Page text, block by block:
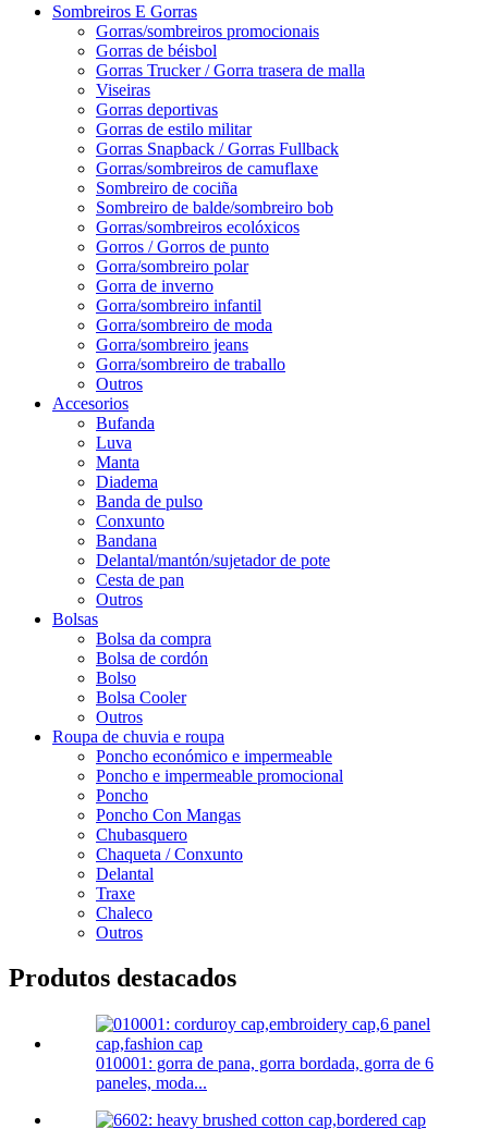
Sombreiros E Gorras
Gorras/sombreiros promocionais
Gorras de béisbol
Gorras Trucker / Gorra trasera de malla
Viseiras
Gorras deportivas
Gorras de estilo militar
Gorras Snapback / Gorras Fullback
Gorras/sombreiros de camuflaxe
Sombreiro de cociña
Sombreiro de balde/sombreiro bob
Gorras/sombreiros ecolóxicos
Gorros / Gorros de punto
Gorra/sombreiro polar
Gorra de inverno
Gorra/sombreiro infantil
Gorra/sombreiro de moda
Gorra/sombreiro jeans
Gorra/sombreiro de traballo
Outros
Accesorios
Bufanda
Luva
Manta
Diadema
Banda de pulso
Conxunto
Bandana
Delantal/mantón/sujetador de pote
Cesta de pan
Outros
Bolsas
Bolsa da compra
Bolsa de cordón
Bolso
Bolsa Cooler
Outros
Roupa de chuvia e roupa
Poncho económico e impermeable
Poncho e impermeable promocional
Poncho
Poncho Con Mangas
Chubasquero
Chaqueta / Conxunto
Delantal
Traxe
Chaleco
Outros
Produtos destacados
010001: gorra de pana, gorra bordada, gorra de 6
paneles, moda...